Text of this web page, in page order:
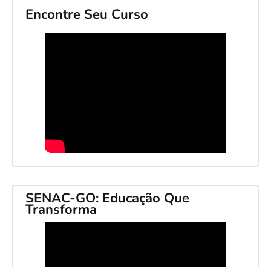
Encontre Seu Curso
SENAC-GO: Educação Que
Transforma